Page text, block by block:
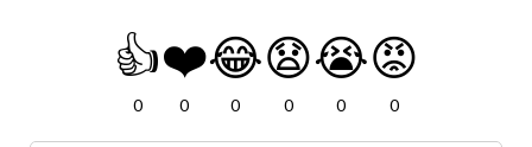
👍
0
❤️
0
😂
0
😧
0
😭
0
😡
0